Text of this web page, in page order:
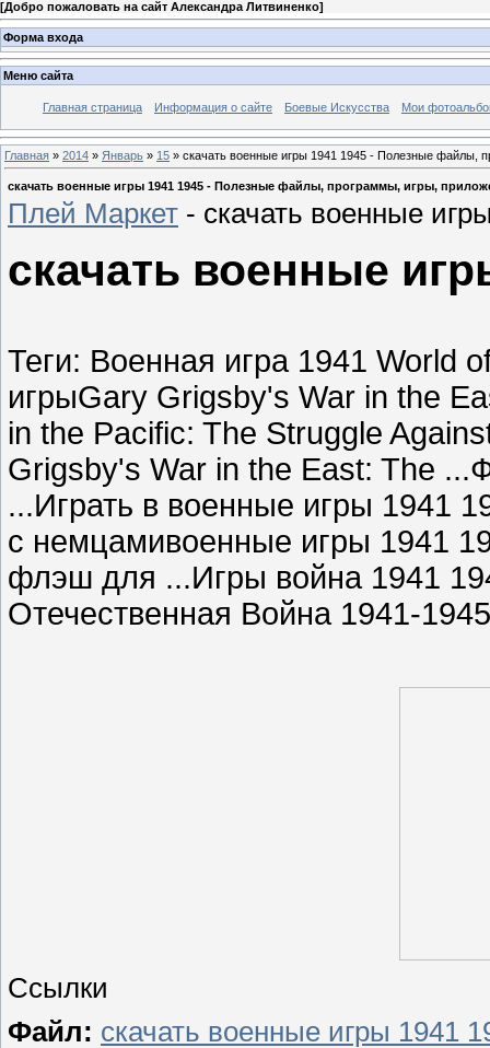
[Добро пожаловать на сайт Александра Литвиненко]
Форма входа
Меню сайта
Главная страница Информация о сайте Боевые Искусства Мои
Главная » 2014 » Январь » 15 » скачать военные игры 1941 1945 - Полезные файлы,
скачать военные игры 1941 1945 - Полезные файлы, программы, игры,
Плей Маркет - скачать военные
скачать военные
Теги: Военная игра 1941 World
игрыGary Grigsby's War in the
in the Pacific: The Struggle
Grigsby's War in the East: The
...Играть в военные игры 1941
с немцамивоенные игры 1941
флэш для ...Игры война 1941
Отечественная Война 1941-
Ссылки
Файл: скачать военные игры 1941